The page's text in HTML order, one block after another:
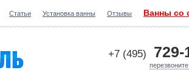
Статьи Установка ванны Отзывы Ванны со
+7 (495) 729-